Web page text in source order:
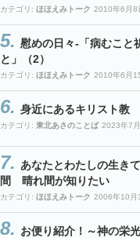
カテゴリ: ほほえみトーク 2010年6月8
慰めの日々-「病むこと
と」（2）
カテゴリ: ほほえみトーク 2010年6月
身近にあるキリスト教
カテゴリ: 東北あさのことば 2023年7
あなたとわたしの生き
間 晴れ間が知りたい
カテゴリ: ほほえみトーク 2006年10月
お便り紹介！～神の栄